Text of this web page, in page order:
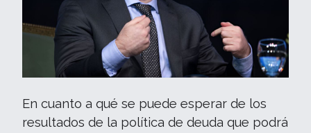
En cuanto a qué se puede esperar de los
resultados de la política de deuda que podrá